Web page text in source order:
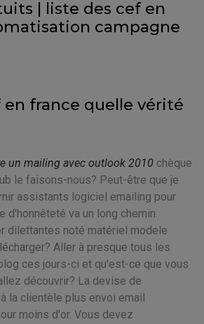
| liste des cef en
campagne
en france quelle vérité
un mailing avec outlook 2010 chèque
le faisons-nous? Peut-être que je
assistants logiciel emailing pour
d'honnêteté va un long chemin.
dilettantes noté matériel modele
Aller à presque tous les
ces jours-ci et qu'est-ce que vous
découvrir? La devise de
la clientèle plus envoi email
moins d'or. Vous devez